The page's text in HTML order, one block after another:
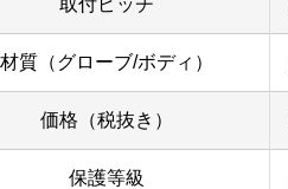
取付ピッチ
材質（グローブ/ボディ）
価格（税抜き）
保護等級